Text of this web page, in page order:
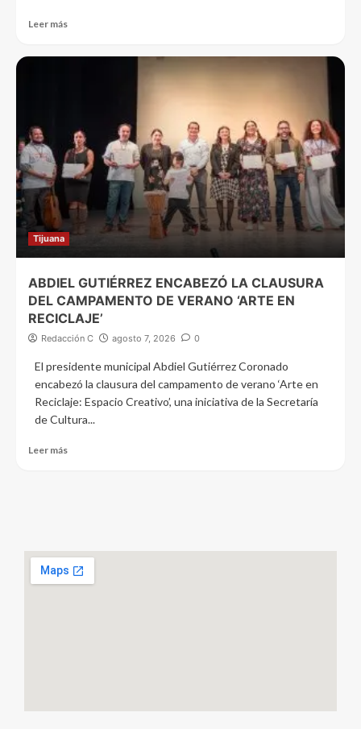
Leer más
Tijuana
ABDIEL GUTIÉRREZ ENCABEZÓ LA CLAUSURA
DEL CAMPAMENTO DE VERANO ‘ARTE EN
RECICLAJE’
Redacción C agosto 7, 2026 0
El presidente municipal Abdiel Gutiérrez Coronado
encabezó la clausura del campamento de verano ‘Arte en
Reciclaje: Espacio Creativo’, una iniciativa de la Secretaría
de Cultura...
Leer más